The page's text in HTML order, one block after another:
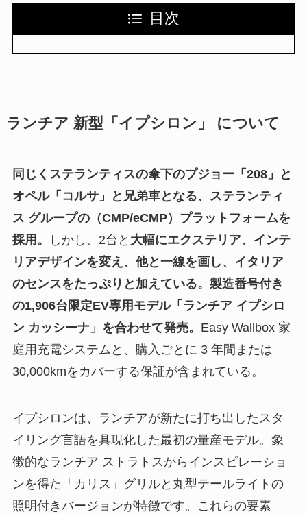
目次
ランチア 新型「イプシロン」 について
同じくステランティスの傘下のプジョー「208」と
オペル「コルサ」と兄弟車となる、ステランティ
ス グループの（CMP/eCMP）プラットフォームを
採用。
しかし、2台と 大幅にエクステリア、インテ
リアデザインを変え、他と一線を画し、イタリア
のセンスをたっぷりと加えている。製造番号付き
の1,906台限定EV専用モデル「ランチア イプシロ
ン カッシーナ」を合わせて発売。 Easy Wallbox 家
庭用充電システムと、購入ごとに 3 年間または
30,000kmをカバーする保証が含まれている。
イプシロンは、ランチアが新たに打ち出したスタ
イリング言語を具現化した最初の量産モデル。象
徴的なランチア ストラトスからインスピレーショ
ンを得た「カリス」グリルと丸型テールライトの
照明付きバージョンが特徴です。これらの要素